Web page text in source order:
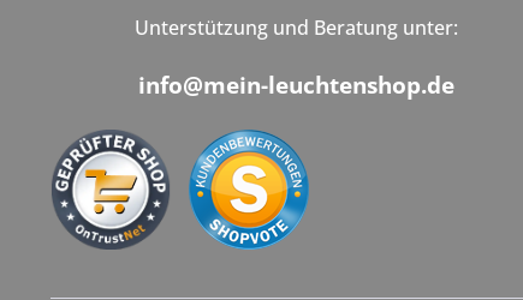
Unterstützung und Beratung unter:
info@mein-leuchtenshop.de